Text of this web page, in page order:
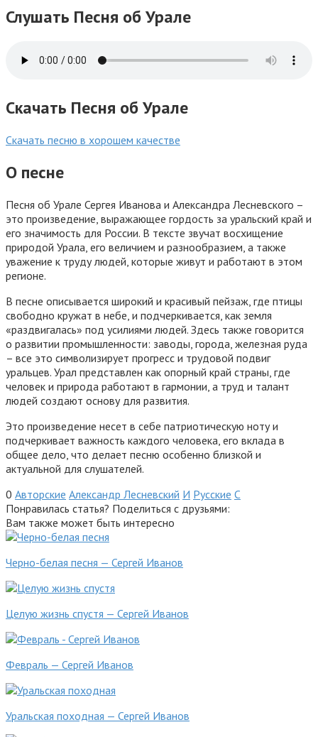
Слушать Песня об Урале
Скачать Песня об Урале
Скачать песню в хорошем качестве
О песне
Песня об Урале Сергея Иванова и Александра Лесневского –
это произведение, выражающее гордость за уральский край и
его значимость для России. В тексте звучат восхищение
природой Урала, его величием и разнообразием, а также
уважение к труду людей, которые живут и работают в этом
регионе.
В песне описывается широкий и красивый пейзаж, где птицы
свободно кружат в небе, и подчеркивается, как земля
«раздвигалась» под усилиями людей. Здесь также говорится
о развитии промышленности: заводы, города, железная руда
– все это символизирует прогресс и трудовой подвиг
уральцев. Урал представлен как опорный край страны, где
человек и природа работают в гармонии, а труд и талант
людей создают основу для развития.
Это произведение несет в себе патриотическую ноту и
подчеркивает важность каждого человека, его вклада в
общее дело, что делает песню особенно близкой и
актуальной для слушателей.
0 Авторские Александр Лесневский И Русские С
Понравилась статья? Поделиться с друзьями:
Вам также может быть интересно
Черно-белая песня — Сергей Иванов
Целую жизнь спустя — Сергей Иванов
Февраль — Сергей Иванов
Уральская походная — Сергей Иванов